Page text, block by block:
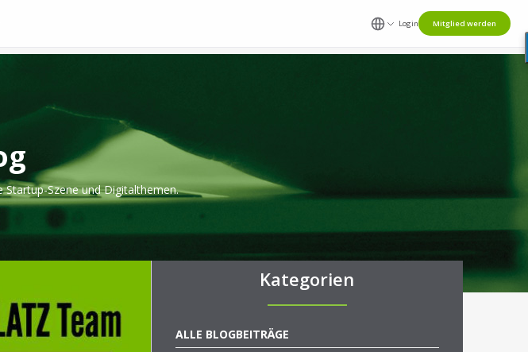
Login Mitglied werden
Startup-Szene und Digitalthemen.
Kategorien
ALLE BLOGBEITRÄGE